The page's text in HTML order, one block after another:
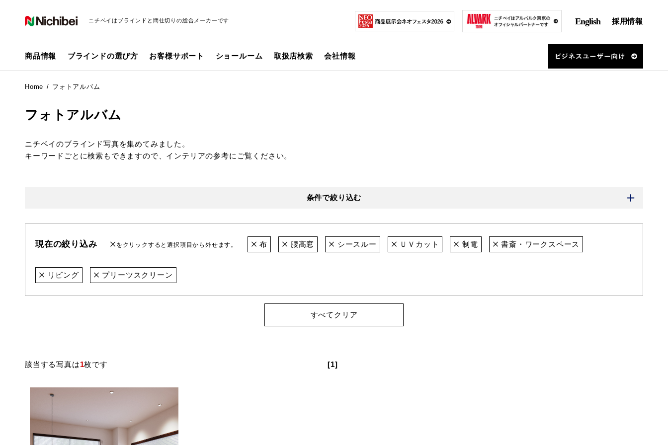
ニチベイはブラインドと間仕切りの総合メーカーです English 採用情報
商品情報 ブラインドの選び方 お客様サポート ショールーム 取扱店検索 会社情報
Home フォトアルバム
フォトアルバム
ニチベイのブラインド写真を集めてみました。
キーワードごとに検索もできますので、インテリアの参考にご覧ください。
条件で絞り込む
現在の絞り込み をクリックすると選択項目から外せます。 布 腰高窓 シースルー ＵＶカット 制電 書斎・ワークスペース
リビング プリーツスクリーン
すべてクリア
該当する写真は1枚です [1]